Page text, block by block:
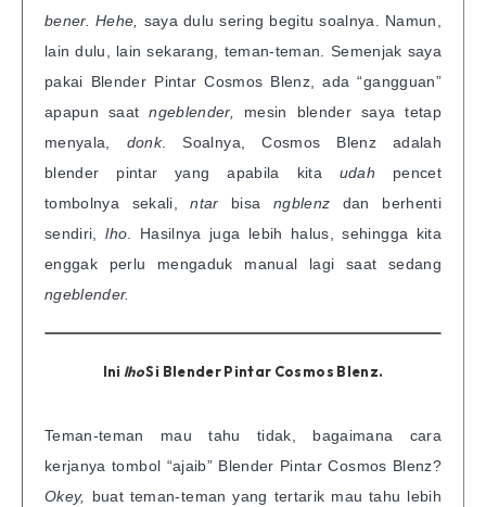
bener. Hehe, saya dulu sering begitu soalnya. Namun,
lain dulu, lain sekarang, teman-teman. Semenjak saya
pakai Blender Pintar Cosmos Blenz, ada “gangguan”
apapun saatngeblender,
mesin blender saya tetap
menyala, donk. Soalnya, Cosmos Blenz adalah
blender pintar yang apabila kita udah pencet
tombolnya sekali,ntar bisa ngblenz dan berhenti
sendiri,lho . Hasilnya juga lebih halus, sehingga kita
enggak perlu mengaduk manual lagi saat sedang
ngeblender.
Ini lhoSi Blender Pintar Cosmos Blenz.
Teman-teman mau tahu tidak, bagaimana cara
kerjanya tombol “ajaib” Blender Pintar Cosmos Blenz?
Okey,
buat teman-teman yang tertarik mau tahu lebih